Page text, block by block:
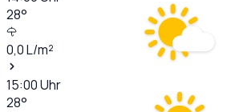
28°
0,0L/m²
15:00Uhr
28°